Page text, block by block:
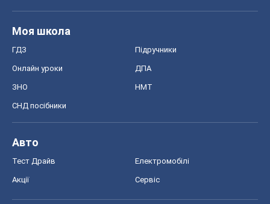
Моя школа
ГДЗ Підручники
Онлайн уроки ДПА
ЗНО НМТ
СНД посібники
Авто
Тест Драйв Електромобілі
Акції Сервіс